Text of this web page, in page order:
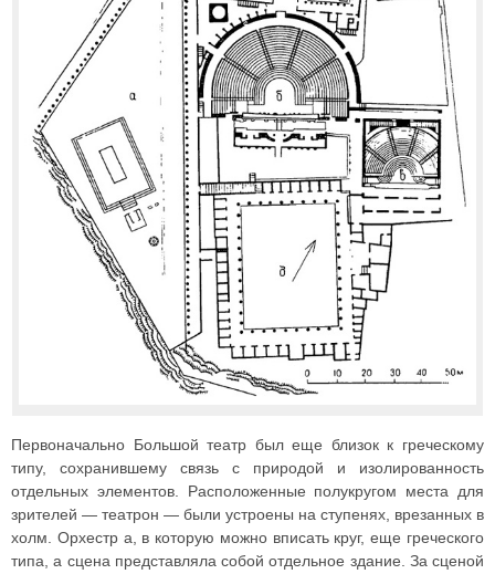
Первоначально Большой театр был еще близок к греческому
типу, сохранившему связь с природой и изолированность
отдельных элементов. Расположенные полукругом места для
зрителей — театрон — были устроены на ступенях, врезанных в
холм. Орхестр а, в которую можно вписать круг, еще греческого
типа, а сцена представляла собой отдельное здание. За сценой